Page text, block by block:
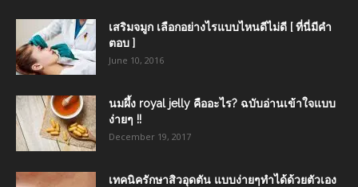
เสริมจมูก เลือกอย่างไรแบบไหนดีไม่ดี [ ที่นี่มีคำ
ตอบ ]
June 10, 2016
นมผึ้ง royal jelly คืออะไร? ฉบับอ่านเข้าใจแบบ
ง่ายๆ !!
December 19, 2017
เทคนิครักษาสิวอุดตัน แบบง่ายๆทำได้ด้วยตัวเอง